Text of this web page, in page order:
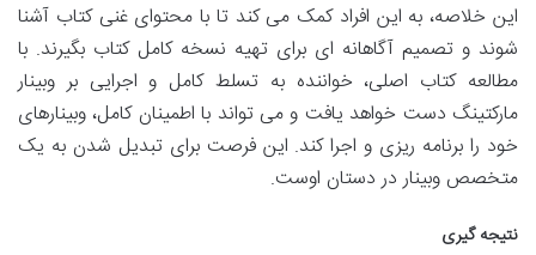
این خلاصه، به این افراد کمک می کند تا با محتوای غنی کتاب آشنا
شوند و تصمیم آگاهانه ای برای تهیه نسخه کامل کتاب بگیرند. با
مطالعه کتاب اصلی، خواننده به تسلط کامل و اجرایی بر وبینار
مارکتینگ دست خواهد یافت و می تواند با اطمینان کامل، وبینارهای
خود را برنامه ریزی و اجرا کند. این فرصت برای تبدیل شدن به یک
متخصص وبینار در دستان اوست.
نتیجه گیری